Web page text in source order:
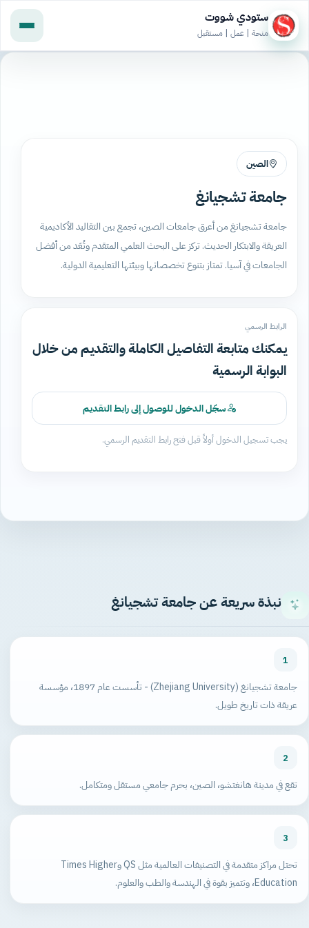
ستودي شووت
منحة | عمل | مستقبل
الصين
جامعة تشجيانغ
جامعة تشجيانغ من أعرق جامعات الصين، تجمع بين التقاليد الأكاديمية
العريقة والابتكار الحديث. تركز على البحث العلمي المتقدم وتُعَد من أفضل
الجامعات في آسيا. تمتاز بتنوع تخصصاتها وبيئتها التعليمية الدولية.
الرابط الرسمي
يمكنك متابعة التفاصيل الكاملة والتقديم من خلال
البوابة الرسمية
سجّل الدخول للوصول إلى رابط التقديم
يجب تسجيل الدخول أولاً قبل فتح رابط التقديم الرسمي.
نبذة سريعة عن جامعة تشجيانغ
1
جامعة تشجيانغ (Zhejiang University) - تأسست عام 1897، مؤسسة
عريقة ذات تاريخ طويل.
2
تقع في مدينة هانغتشو، الصين، بحرم جامعي مستقل ومتكامل.
3
تحتل مراكز متقدمة في التصنيفات العالمية مثل QS وTimes Higher
Education، وتتميز بقوة في الهندسة والطب والعلوم.